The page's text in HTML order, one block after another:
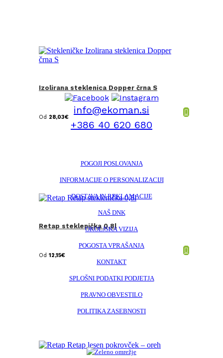
Izolirana steklenica Dopper črna S
Od 28,03€
Retap steklenička 0,8l
Od 12,15€
info@ekoman.si
+386 40 620 680
POGOJI POSLOVANJA
INFORMACIJE O PERSONALIZACIJI
DOSTAVA IN REKLAMACIJE
NAŠ DNK
OKOLJSKA VIZIJA
POGOSTA VPRAŠANJA
KONTAKT
SPLOŠNI PODATKI PODJETJA
PRAVNO OBVESTILO
POLITIKA ZASEBNOSTI